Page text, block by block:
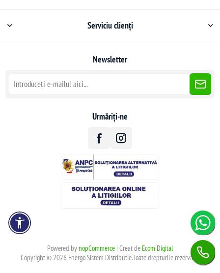
Serviciu clienți
Newsletter
Urmăriți-ne
Powered bynopCommerce| Creat de Ecom Digital
Copyright © 2026 Energo Sistem Distributie.Toate drepturile rezervate.